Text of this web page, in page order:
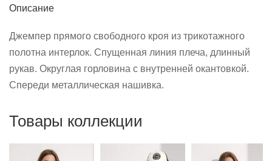
Описание
Джемпер прямого свободного кроя из трикотажного
полотна интерлок. Спущенная линия плеча, длинный
рукав. Округлая горловина с внутренней окантовкой.
Спереди металлическая нашивка.
Товары коллекции